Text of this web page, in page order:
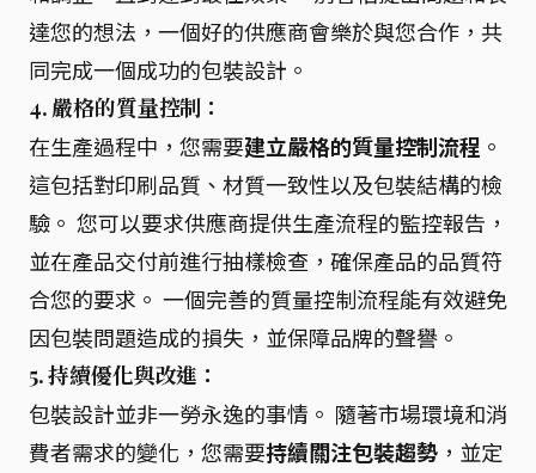
達您的想法，一個好的供應商會樂於與您合作，共
同完成一個成功的包裝設計。
4. 嚴格的質量控制：
在生產過程中，您需要建立嚴格的質量控制流程 。
這包括對印刷品質、材質一致性以及包裝結構的檢
驗。 您可以要求供應商提供生產流程的監控報告，
並在產品交付前進行抽樣檢查，確保產品的品質符
合您的要求。 一個完善的質量控制流程能有效避免
因包裝問題造成的損失，並保障品牌的聲譽。
5. 持續優化與改進：
包裝設計並非一勞永逸的事情。 隨著市場環境和消
費者需求的變化，您需要持續關注包裝趨勢 ，並定